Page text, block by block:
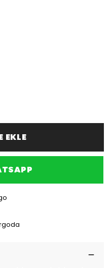
EKLE